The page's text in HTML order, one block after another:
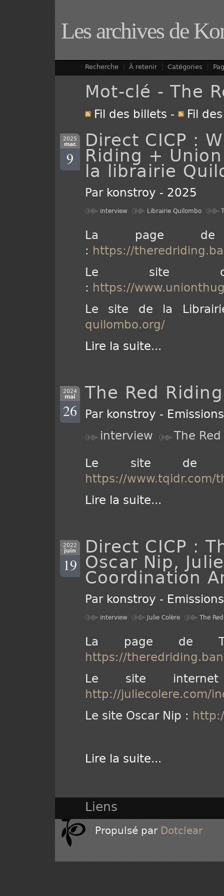
Les archives de
Recherche À retenir Catégories
Mot-clé - The
Fil des billets - Fil
2025
mar.
9
Direct CICP :
Riding +
la librairie
Par konstroy - 2025
interview Librairie Quilombo
La page de
: https://
Le site
: https://
Le site de la
quilombo.org/
Lire la suite...
2024
mai
26
The Red Riding
Par konstroy -
interview
The
Le site de
https://www.tqidr.com/
Lire la suite...
2022
juin
19
Direct CICP :
Oscar Nip,
Coordination
Par konstroy -
interview Julie Colère The
La page de
https://
Le site
http://juliecolere.com/
Le site Oscar Nip :
Lire la suite...
Liens
Propulsé par Dotclear